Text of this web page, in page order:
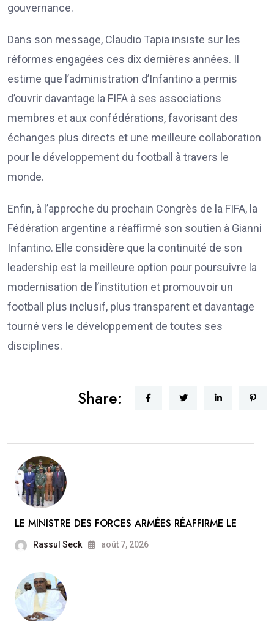
gouvernance.
Dans son message, Claudio Tapia insiste sur les
réformes engagées ces dix dernières années. Il
estime que l’administration d’Infantino a permis
d’ouvrir davantage la FIFA à ses associations
membres et aux confédérations, favorisant des
échanges plus directs et une meilleure collaboration
pour le développement du football à travers le
monde.
Enfin, à l’approche du prochain Congrès de la FIFA, la
Fédération argentine a réaffirmé son soutien à Gianni
Infantino. Elle considère que la continuité de son
leadership est la meilleure option pour poursuivre la
modernisation de l’institution et promouvoir un
football plus inclusif, plus transparent et davantage
tourné vers le développement de toutes ses
disciplines.
Share:
LE MINISTRE DES FORCES ARMÉES RÉAFFIRME LE
Rassul Seck août 7, 2026